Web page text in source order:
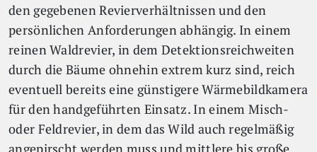
den gegebenen Revierverhältnissen und den
persönlichen Anforderungen abhängig. In einem
reinen Waldrevier, in dem Detektionsreichweiten
durch die Bäume ohnehin extrem kurz sind, reich
eventuell bereits eine günstigere Wärmebildkamera
für den handgeführten Einsatz. In einem Misch-
oder Feldrevier, in dem das Wild auch regelmäßig